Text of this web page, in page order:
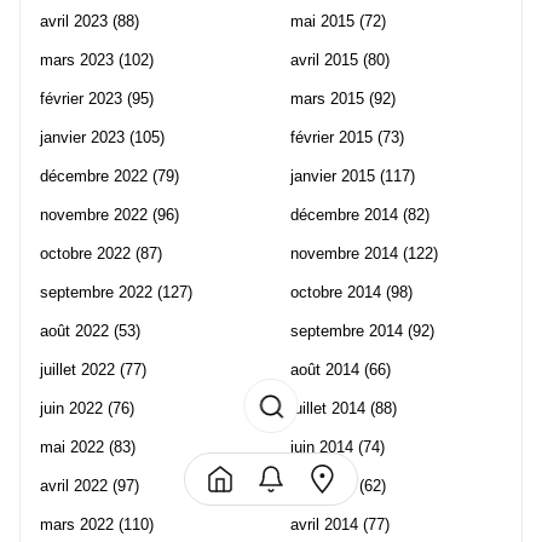
avril 2023 (88)
mars 2023 (102)
février 2023 (95)
janvier 2023 (105)
décembre 2022 (79)
novembre 2022 (96)
octobre 2022 (87)
septembre 2022 (127)
août 2022 (53)
juillet 2022 (77)
juin 2022 (76)
mai 2022 (83)
avril 2022 (97)
mars 2022 (110)
mai 2015 (72)
avril 2015 (80)
mars 2015 (92)
février 2015 (73)
janvier 2015 (117)
décembre 2014 (82)
novembre 2014 (122)
octobre 2014 (98)
septembre 2014 (92)
août 2014 (66)
juillet 2014 (88)
juin 2014 (74)
mai 2014 (62)
avril 2014 (77)